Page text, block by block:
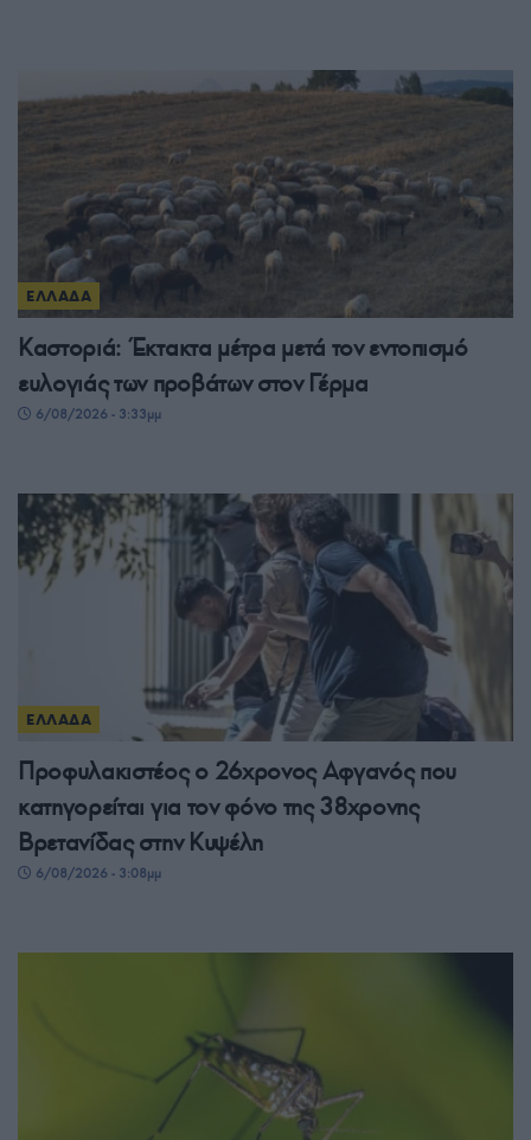
ΕΛΛΑΔΑ
Καστοριά: Έκτακτα μέτρα μετά τον εντοπισμό
ευλογιάς των προβάτων στον Γέρμα
6/08/2026 - 3:33μμ
ΕΛΛΑΔΑ
Προφυλακιστέος ο 26χρονος Αφγανός που
κατηγορείται για τον φόνο της 38χρονης
Βρετανίδας στην Κυψέλη
6/08/2026 - 3:08μμ